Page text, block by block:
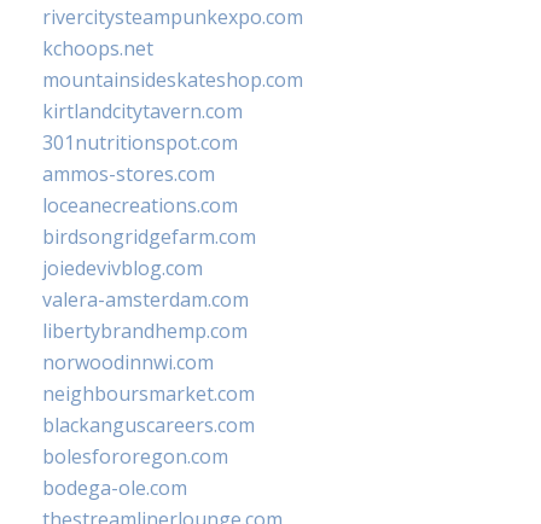
rivercitysteampunkexpo.com
kchoops.net
mountainsideskateshop.com
kirtlandcitytavern.com
301nutritionspot.com
ammos-stores.com
loceanecreations.com
birdsongridgefarm.com
joiedevivblog.com
valera-amsterdam.com
libertybrandhemp.com
norwoodinnwi.com
neighboursmarket.com
blackanguscareers.com
bolesfororegon.com
bodega-ole.com